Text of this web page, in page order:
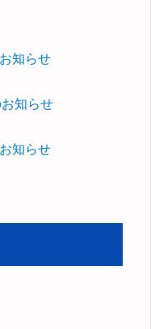
知らせ
お知らせ
知らせ